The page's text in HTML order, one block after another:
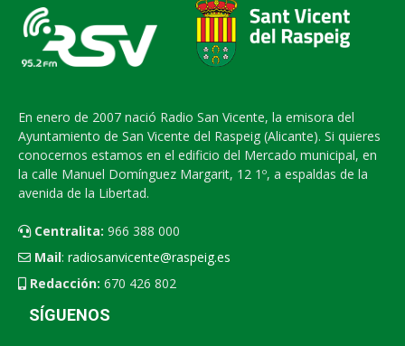
En enero de 2007 nació Radio San Vicente, la emisora del
Ayuntamiento de San Vicente del Raspeig (Alicante). Si quieres
conocernos estamos en el edificio del Mercado municipal, en
la calle Manuel Domínguez Margarit, 12 1º, a espaldas de la
avenida de la Libertad.
Centralita: 966 388 000
Mail: radiosanvicente@raspeig.es
Redacción: 670 426 802
SÍGUENOS